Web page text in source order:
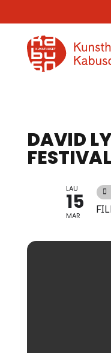
DAVID
FESTIVAL
LAU
15
MAR